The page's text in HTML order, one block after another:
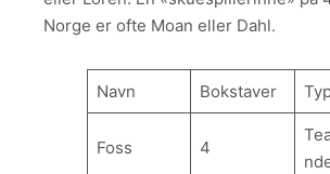
Norge er ofte Moan eller Dahl.
Navn Bokstaver
Foss 4